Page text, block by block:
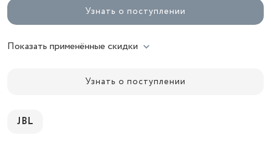
Узнать о поступлении
Показать применённые скидки
Узнать о поступлении
JBL